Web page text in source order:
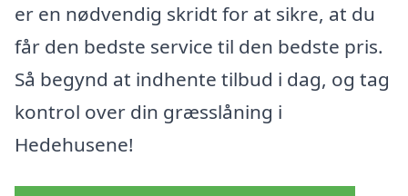
er en nødvendig skridt for at sikre, at du
får den bedste service til den bedste pris.
Så begynd at indhente tilbud i dag, og tag
kontrol over din græsslåning i
Hedehusene!